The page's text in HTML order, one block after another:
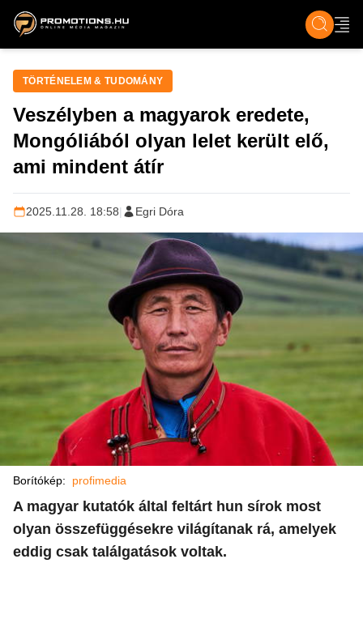
ZENE, FILM & KULT ÉLET TECH &
TÖRTÉNELEM & TUDOMÁNY
Veszélyben a magyarok eredete,
Mongóliából olyan lelet került elő,
ami mindent átír
2025.11.28. 18:58| Egri Dóra
Borítókép: profimedia
A magyar kutatók által feltárt hun sírok most
olyan összefüggésekre világítanak rá, amelyek
eddig csak találgatások voltak.